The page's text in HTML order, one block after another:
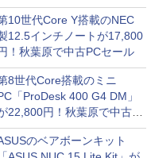
製パネルや背面コネクタ対
トレイなど
10世代Core Y搭載のNEC
12.5インチノートが17,800
！秋葉原で中古PCセール
8世代Core搭載のミニ
「ProDesk 400 G4 DM」
22,800円！秋葉原で中古
セール
のベアボーンキット